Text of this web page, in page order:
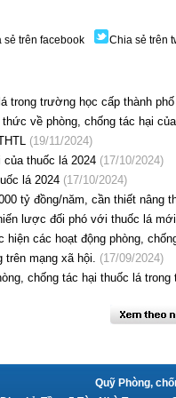
sẻ trên facebook Chia sẻ trên
trong trường học cấp thành
về phòng, chống tác hại
(19/11/2024)
của thuốc lá 2024 (17/10/2024)
lá 2024 (17/10/2024)
tỷ đồng/năm, cần thiết nâng
lược đối phó với thuốc lá mới
các hoạt động phòng,
mạng xã hội.
(17/09/2024)
chống tác hại thuốc lá
Quỹ Phòng,